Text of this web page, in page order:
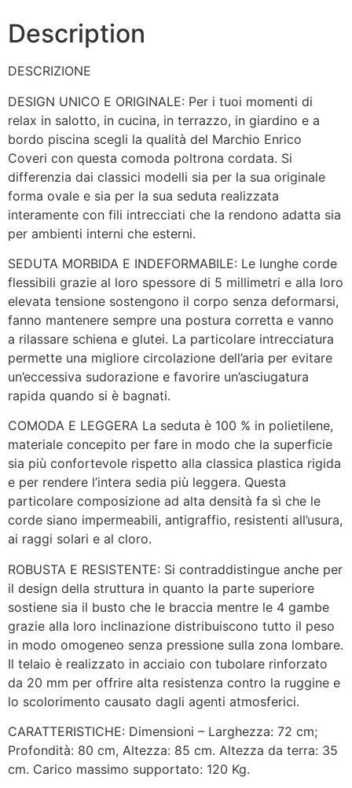
Description
DESCRIZIONE
DESIGN UNICO E ORIGINALE: Per i tuoi momenti di
relax in salotto, in cucina, in terrazzo, in giardino e a
bordo piscina scegli la qualità del Marchio Enrico
Coveri con questa comoda poltrona cordata. Si
differenzia dai classici modelli sia per la sua originale
forma ovale e sia per la sua seduta realizzata
interamente con fili intrecciati che la rendono adatta sia
per ambienti interni che esterni.
SEDUTA MORBIDA E INDEFORMABILE: Le lunghe corde
flessibili grazie al loro spessore di 5 millimetri e alla loro
elevata tensione sostengono il corpo senza deformarsi,
fanno mantenere sempre una postura corretta e vanno
a rilassare schiena e glutei. La particolare intrecciatura
permette una migliore circolazione dell’aria per evitare
un’eccessiva sudorazione e favorire un’asciugatura
rapida quando si è bagnati.
COMODA E LEGGERA La seduta è 100 % in polietilene,
materiale concepito per fare in modo che la superficie
sia più confortevole rispetto alla classica plastica rigida
e per rendere l’intera sedia più leggera. Questa
particolare composizione ad alta densità fa sì che le
corde siano impermeabili, antigraffio, resistenti all’usura,
ai raggi solari e al cloro.
ROBUSTA E RESISTENTE: Si contraddistingue anche per
il design della struttura in quanto la parte superiore
sostiene sia il busto che le braccia mentre le 4 gambe
grazie alla loro inclinazione distribuiscono tutto il peso
in modo omogeneo senza pressione sulla zona lombare.
Il telaio è realizzato in acciaio con tubolare rinforzato
da 20 mm per offrire alta resistenza contro la ruggine e
lo scolorimento causato dagli agenti atmosferici.
CARATTERISTICHE: Dimensioni – Larghezza: 72 cm;
Profondità: 80 cm, Altezza: 85 cm. Altezza da terra: 35
cm. Carico massimo supportato: 120 Kg.